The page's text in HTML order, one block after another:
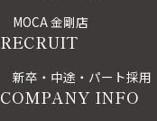
MOCA 金剛店
RECRUIT
新卒・中途・パート採用
COMPANY INFO